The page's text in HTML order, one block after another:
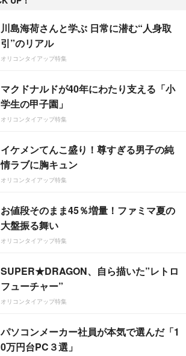
川島海荷さんと学ぶ 日常に潜む“人身取
引”のリアル
オリコンタイアップ特集
マクドナルドが40年にわたり支える「小
学生の甲子園」
オリコンタイアップ特集
イケメンてんこ盛り！尊すぎる男子の純
情ラブに胸キュン
オリコンタイアップ特集
お値段そのまま45％増量！ファミマ夏の
大盤振る舞い
オリコンタイアップ特集
SUPER★DRAGON、自ら描いた”レトロ
フューチャー”
オリコンタイアップ特集
パソコンメーカー社員が本気で選んだ「1
0万円台PC３選」